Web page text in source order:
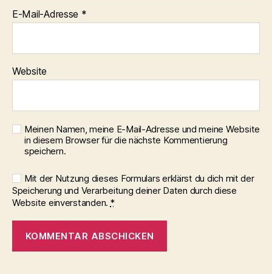
E-Mail-Adresse *
Website
Meinen Namen, meine E-Mail-Adresse und meine Website
in diesem Browser für die nächste Kommentierung
speichern.
Mit der Nutzung dieses Formulars erklärst du dich mit der
Speicherung und Verarbeitung deiner Daten durch diese
Website einverstanden. *